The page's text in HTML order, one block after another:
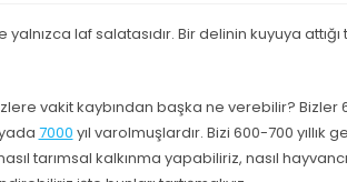
yalnızca laf salatasıdır. Bir delinin kuyuya attığı
vakit kaybından başka ne verebilir? Bizler
7000 yıl varolmuşlardır. Bizi 600-700
tarımsal kalkınma yapabiliriz, nasıl